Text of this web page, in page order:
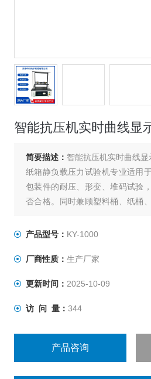
智能抗压机实时曲线显
简要描述： 智能抗压机实时曲线显
纸箱静负载压力试验机专业适用
包装件的耐压、形变、堆码试验
否合格。同时兼顾塑料桶、纸桶
产品型号： KY-1000
厂商性质： 生产厂家
更新时间： 2025-10-09
访 问 量： 344
产品咨询